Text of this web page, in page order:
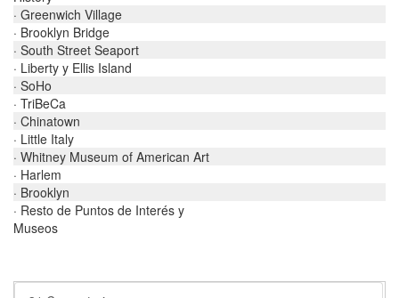
· Greenwich Village
· Brooklyn Bridge
· South Street Seaport
· Liberty y Ellis Island
· SoHo
· TriBeCa
· Chinatown
· Little Italy
· Whitney Museum of American Art
· Harlem
· Brooklyn
· Resto de Puntos de Interés y
Museos